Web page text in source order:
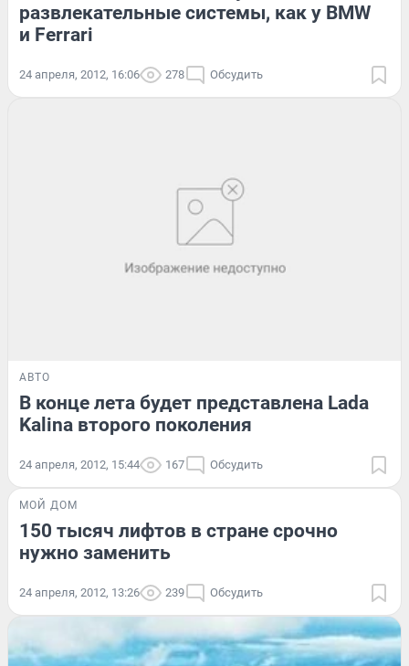
развлекательные системы, как у BMW
и Ferrari
24 апреля, 2012, 16:06 278 Обсудить
АВТО
В конце лета будет представлена Lada
Kalina второго поколения
24 апреля, 2012, 15:44 167 Обсудить
МОЙ ДОМ
150 тысяч лифтов в стране срочно
нужно заменить
24 апреля, 2012, 13:26 239 Обсудить